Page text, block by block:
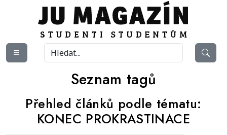
Seznam tagů
Přehled článků podle tématu:
KONEC PROKRASTINACE